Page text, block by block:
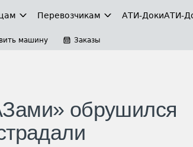
Перевозчикам АТИ-ДокиАТИ-
машину Заказы
обрушился